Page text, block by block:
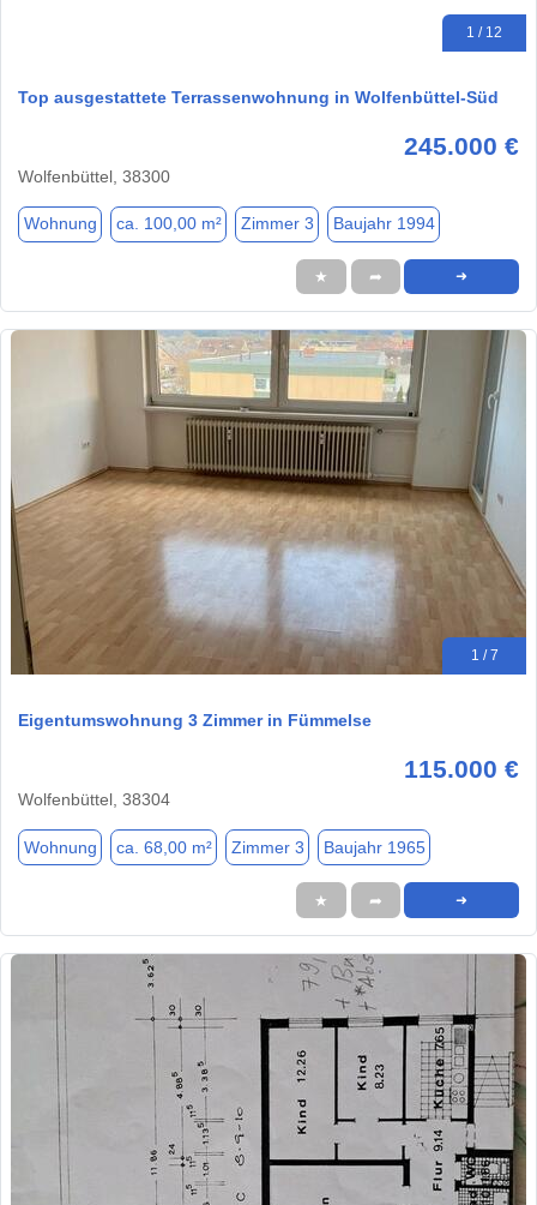
1 / 12
Top ausgestattete Terrassenwohnung in Wolfenbüttel-Süd
245.000 €
Wolfenbüttel, 38300
Wohnung ca. 100,00 m² Zimmer 3 Baujahr 1994
★ ➦ ➜
1 / 7
Eigentumswohnung 3 Zimmer in Fümmelse
115.000 €
Wolfenbüttel, 38304
Wohnung ca. 68,00 m² Zimmer 3 Baujahr 1965
★ ➦ ➜